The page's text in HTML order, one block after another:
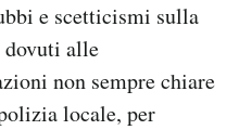
e scetticismi sulla
dovuti alle
non sempre chiare
locale, per